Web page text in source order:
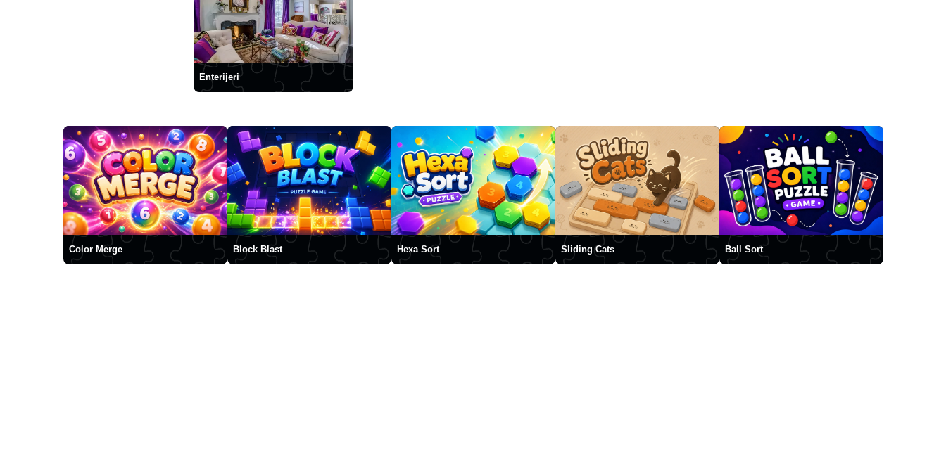
Enterijeri
Color Merge Block Blast Hexa Sort Sliding Cats Ball Sort